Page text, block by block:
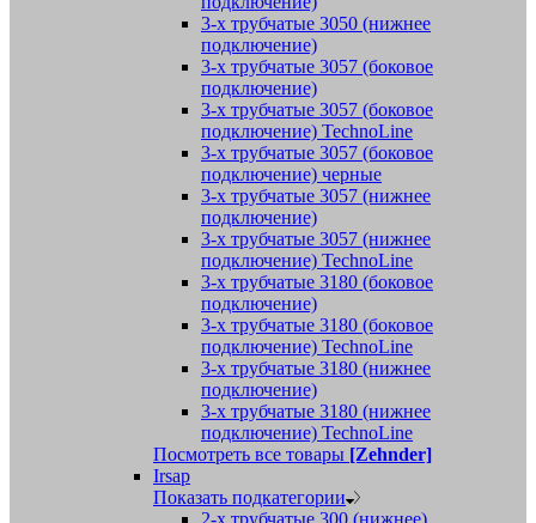
3-х трубчатые 3050 (нижнее
подключение)
3-х трубчатые 3057 (боковое
подключение)
3-х трубчатые 3057 (боковое
подключение) TechnoLine
3-х трубчатые 3057 (боковое
подключение) черные
3-х трубчатые 3057 (нижнее
подключение)
3-х трубчатые 3057 (нижнее
подключение) TechnoLine
3-х трубчатые 3180 (боковое
подключение)
3-х трубчатые 3180 (боковое
подключение) TechnoLine
3-х трубчатые 3180 (нижнее
подключение)
3-х трубчатые 3180 (нижнее
подключение) TechnoLine
Посмотреть все товары [Zehnder]
Irsap
Показать подкатегории
2-х трубчатые 300 (нижнее)